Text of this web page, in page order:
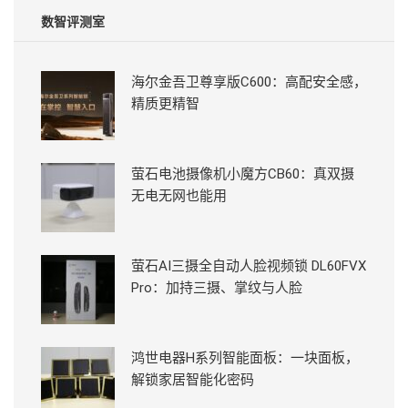
数智评测室
海尔金吾卫尊享版C600：高配安全感，
精质更精智
萤石电池摄像机小魔方CB60：真双摄
无电无网也能用
萤石AI三摄全自动人脸视频锁 DL60FVX
Pro：加持三摄、掌纹与人脸
鸿世电器H系列智能面板：一块面板，
解锁家居智能化密码